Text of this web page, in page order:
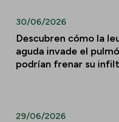
30/06/2026
Descubren cómo la
aguda invade el
podrían frenar su
29/06/2026